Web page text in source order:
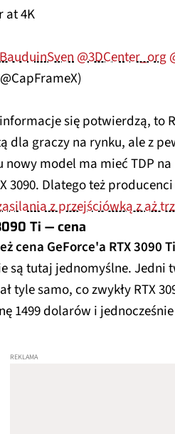
at 4K
@3DCenter_org
się potwierdzą, to
dla graczy na rynku, ale z
nowy model ma mieć TDP
3090. Dlatego też
z przejściówką z aż
Ti — cena
cena GeForce'a RTX 3090
są tutaj jednomyślne. Jedni
tyle samo, co zwykły RTX
1499 dolarów i